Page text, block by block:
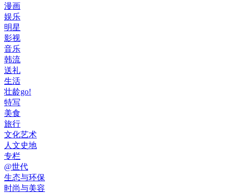
漫画
娱乐
明星
影视
音乐
韩流
送礼
生活
壮龄go!
特写
美食
旅行
文化艺术
人文史地
专栏
@世代
生态与环保
时尚与美容